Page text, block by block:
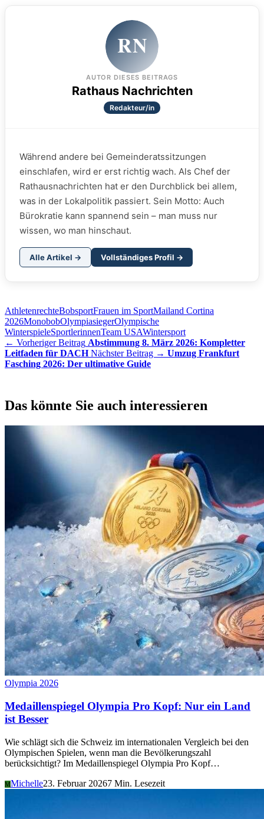
RN
AUTOR DIESES BEITRAGS
Rathaus Nachrichten
Redakteur/in
Während andere bei Gemeinderatssitzungen
einschlafen, wird er erst richtig wach. Als Chef der
Rathausnachrichten hat er den Durchblick bei allem,
was in der Lokalpolitik passiert. Sein Motto: Auch
Bürokratie kann spannend sein – man muss nur
wissen, wo man hinschaut.
Alle Artikel → Vollständiges Profil →
AthletenrechteBobsportFrauen im SportMailand Cortina
2026MonobobOlympiasiegerOlympische
WinterspieleSportlerinnenTeam USAWintersport
← Vorheriger Beitrag Abstimmung 8. März 2026: Kompletter
Leitfaden für DACH Nächster Beitrag → Umzug Frankfurt
Fasching 2026: Der ultimative Guide
Das könnte Sie auch interessieren
Olympia 2026
Medaillenspiegel Olympia Pro Kopf: Nur ein Land
ist Besser
Wie schlägt sich die Schweiz im internationalen Vergleich bei den
Olympischen Spielen, wenn man die Bevölkerungszahl
berücksichtigt? Im Medaillenspiegel Olympia Pro Kopf…
MMichelle23. Februar 20267 Min. Lesezeit